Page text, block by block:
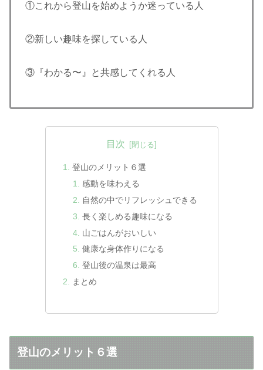
①これから登山を始めようか迷っている人
②新しい趣味を探している人
③『わかる〜』と共感してくれる人
目次
登山のメリット６選
感動を味わえる
自然の中でリフレッシュできる
長く楽しめる趣味になる
山ごはんがおいしい
健康な身体作りになる
登山後の温泉は最高
まとめ
登山のメリット６選